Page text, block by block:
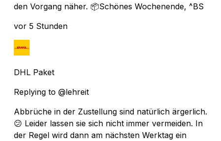
den Vorgang näher. 📦️Schönes Wochenende, ^BS
vor 5 Stunden
DHL Paket
Replying to @lehreit
Abbrüche in der Zustellung sind natürlich ärgerlich.
😕 Leider lassen sie sich nicht immer vermeiden. In
der Regel wird dann am nächsten Werktag ein